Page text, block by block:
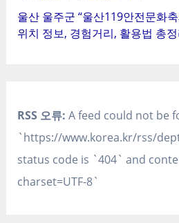
울산 울주군 “울산119안전문화
위치 정보, 경험거리, 활용법 총
RSS 오류: A feed could not be
`https://www.korea.kr/rss/
status code is `404` and
charset=UTF-8`